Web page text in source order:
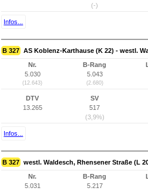
(-)
Infos...
B 327 AS Koblenz-Karthause (K 22) - westl.
Nr.
5.030
(12.643)
B-Rang
5.043
(2.680)
DTV
13.265
SV
517
(3,9%)
Infos...
B 327 westl. Waldesch, Rhensener Straße (L
Nr.
5.031
B-Rang
5.217